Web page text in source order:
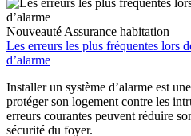
Nouveauté Assurance habitation
Les erreurs les plus fréquentes lors
d’alarme
Installer un système d’alarme est
protéger son logement contre les
erreurs courantes peuvent réduire
sécurité du foyer.